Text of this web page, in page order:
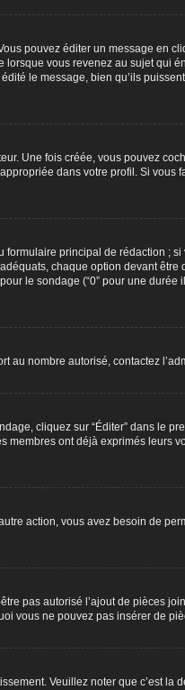
pouvez éditer un message en
vous revenez au sujet qui
le message, bien qu’ils
Une fois créée, vous pouvez
dans votre profil. Si vous
principal de rédaction ;
chaque option devant
le sondage (“0” pour une
au nombre autorisé, contactez
cliquez sur “Éditer” dans le
ont déjà exprimés leurs
action, vous avez besoin de
pas autorisé l’ajout de pièces
vous ne pouvez pas insérer de
Veuillez noter que c’est la